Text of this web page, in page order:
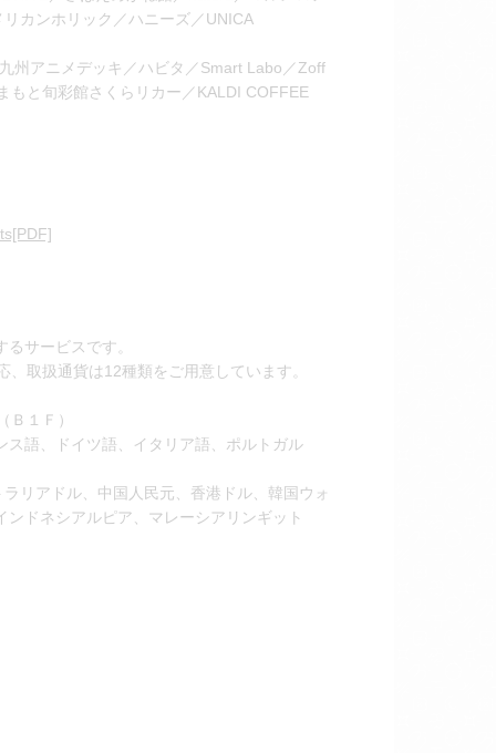
カンホリック／ハニーズ／UNICA
州アニメデッキ／ハビタ／Smart Labo／Zoff
もと旬彩館さくらリカー／KALDI COFFEE
サービスです。
取扱通貨は12種類をご用意しています。
１Ｆ）
語、ドイツ語、イタリア語、ポルトガル
リアドル、中国人民元、香港ドル、韓国ウォ
ドネシアルピア、マレーシアリンギット